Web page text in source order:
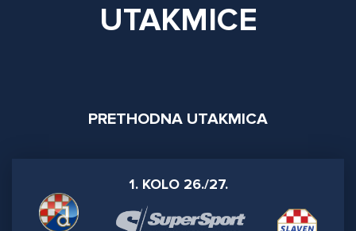
UTAKMICE
PRETHODNA UTAKMICA
1. KOLO 26./27.